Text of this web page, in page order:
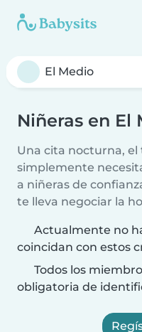
Niñeras en El
Una cita nocturna,
simplemente
a niñeras de
te lleva negociar la
Actualmente no
coincidan con estos
Todos los
obligatoria de